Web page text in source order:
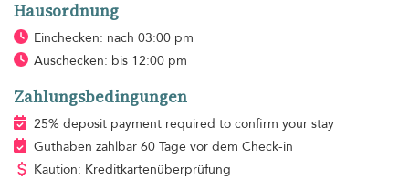
Hausordnung
Einchecken: nach 03:00 pm
Auschecken: bis 12:00 pm
Zahlungsbedingungen
25% deposit payment required to confirm your stay
Guthaben zahlbar 60 Tage vor dem Check-in
Kaution: Kreditkartenüberprüfung